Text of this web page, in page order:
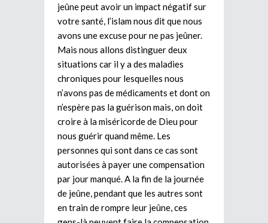
jeûne peut avoir un impact négatif sur
votre santé, l’islam nous dit que nous
avons une excuse pour ne pas jeûner.
Mais nous allons distinguer deux
situations car il y a des maladies
chroniques pour lesquelles nous
n’avons pas de médicaments et dont on
n’espère pas la guérison mais, on doit
croire à la miséricorde de Dieu pour
nous guérir quand même. Les
personnes qui sont dans ce cas sont
autorisées à payer une compensation
par jour manqué. A la fin de la journée
de jeûne, pendant que les autres sont
en train de rompre leur jeûne, ces